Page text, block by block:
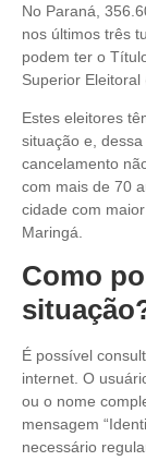
No Paraná,
nos últimos três
podem ter o
Superior Eleitoral
Estes eleitores
situação e,
cancelamento
com mais de 70
cidade com
Maringá.
Como
É possível
internet. O
ou o nome
mensagem
necessário